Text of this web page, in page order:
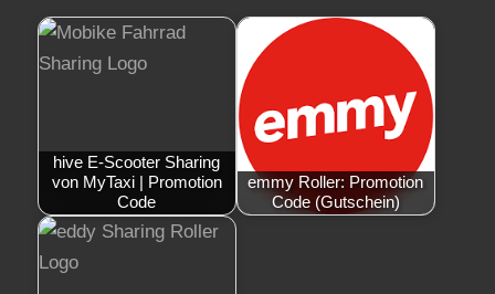
hive E-Scooter Sharing
von MyTaxi | Promotion
Code
emmy Roller: Promotion
Code (Gutschein)